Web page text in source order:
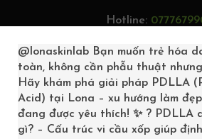
Hotline:
@lonaskinlab Bạn muốn trẻ hóa
toàn, không cần phẫu thuật
Hãy khám phá giải pháp PDLLA
Acid) tại Lona – xu hướng làm
đang được yêu thích! ✨ ? PDLLA
gì? – Cấu trúc vi cầu xốp giúp